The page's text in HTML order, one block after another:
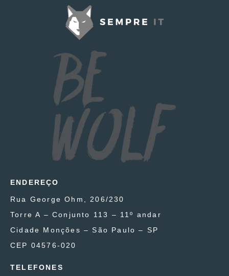
ENDEREÇO
Rua George Ohm, 206/230
Torre A – Conjunto 113 – 11º andar
Cidade Monções – São Paulo – SP
CEP 04576-020
TELEFONES